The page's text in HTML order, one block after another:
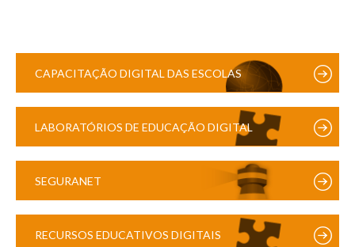
CAPACITAÇÃO DIGITAL DAS ESCOLAS
LABORATÓRIOS DE EDUCAÇÃO DIGITAL
SEGURANET
RECURSOS EDUCATIVOS DIGITAIS